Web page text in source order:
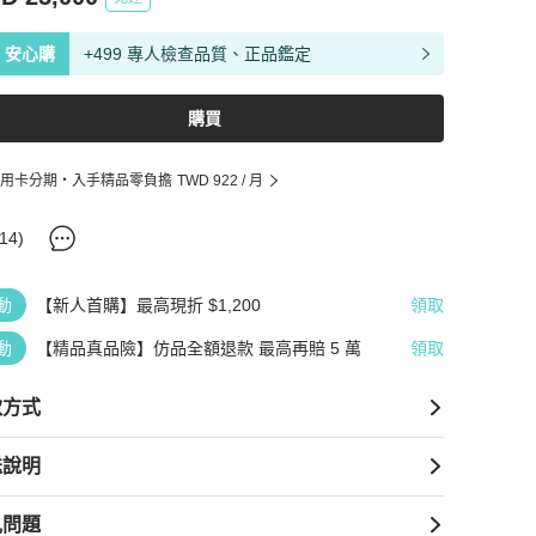
安心購 +499 專人檢查品質、正品鑑定
購買
卡分期・入手精品零負擔 TWD 922 / 月
14)
【新人首購】最高現折 $1,200 領取
【精品真品險】仿品全額退款 最高再賠 5 萬 領取
式
明
題